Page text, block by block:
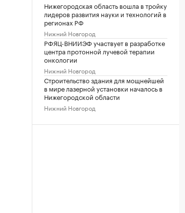
Нижегородская область вошла в тройку
лидеров развития науки и технологий в
регионах РФ
Нижний Новгород
РФЯЦ-ВНИИЭФ участвует в разработке
центра протонной лучевой терапии
онкологии
Нижний Новгород
Строительство здания для мощнейшей
в мире лазерной установки началось в
Нижегородской области
Нижний Новгород